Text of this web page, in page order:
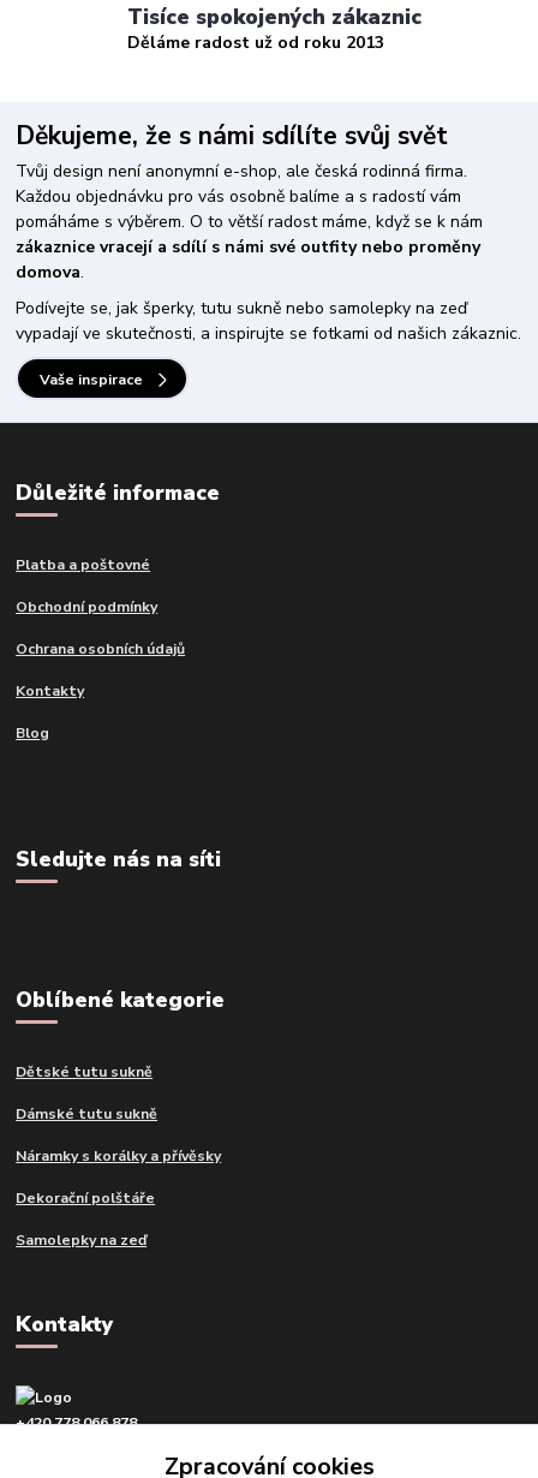
Tisíce spokojených zákaznic
Děláme radost už od roku 2013
Děkujeme, že s námi sdílíte svůj svět
Tvůj design není anonymní e-shop, ale česká rodinná firma.
Každou objednávku pro vás osobně balíme a s radostí vám
pomáháme s výběrem. O to větší radost máme, když se k nám
zákaznice vracejí a sdílí s námi své outfity nebo proměny
domova.
Podívejte se, jak šperky, tutu sukně nebo samolepky na zeď
vypadají ve skutečnosti, a inspirujte se fotkami od našich zákaznic.
Vaše inspirace
Důležité informace
Platba a poštovné
Obchodní podmínky
Ochrana osobních údajů
Kontakty
Blog
Sledujte nás na síti
Oblíbené kategorie
Dětské tutu sukně
Dámské tutu sukně
Náramky s korálky a přívěsky
Dekorační polštáře
Samolepky na zeď
Kontakty
+420 778 066 878
Zpracování cookies